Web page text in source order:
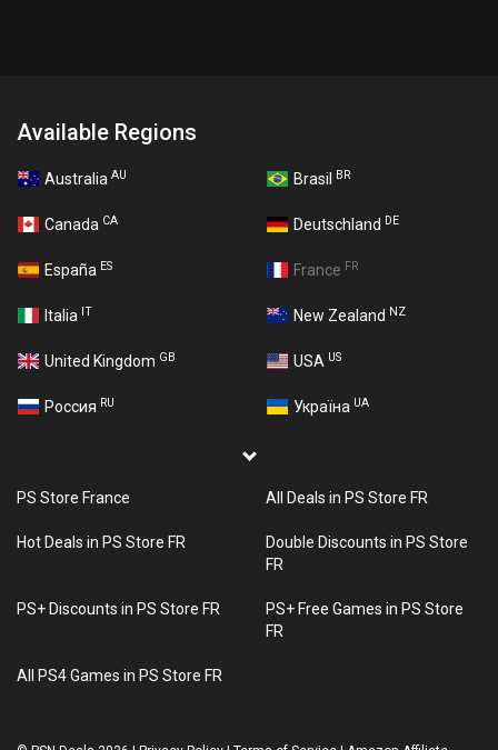
Available Regions
Australia AU Brasil BR
Canada CA Deutschland DE
España ES France FR
Italia IT New Zealand NZ
United Kingdom GB USA US
Россия RU Україна UA
PS Store France All Deals in PS Store FR
Hot Deals in PS Store FR
Double Discounts in PS Store
FR
PS+ Discounts in PS Store FR
PS+ Free Games in PS Store
FR
All PS4 Games in PS Store FR